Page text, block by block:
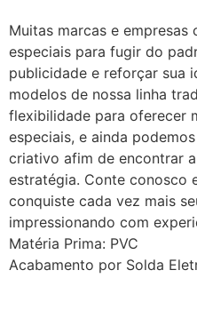
Muitas marcas e
especiais para fugir do
publicidade e reforçar sua
modelos de nossa linha
flexibilidade para oferecer
especiais, e ainda
criativo afim de encontrar
estratégia. Conte conosco
conquiste cada vez mais
impressionando com
Matéria Prima: PVC
Acabamento por Solda